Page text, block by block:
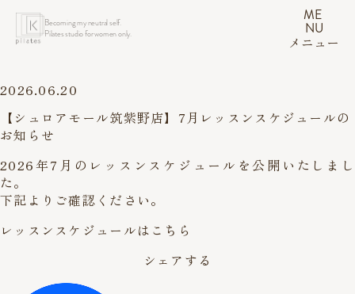
Becoming my neutral self.
Pilates studio for women only.
ME
NU
メニュー
2026.06.20
【シュロアモール筑紫野店】7月レッスンスケジュールの
お知らせ
2026年7月のレッスンスケジュールを公開いたしまし
た。
下記よりご確認ください。
レッスンスケジュールはこちら
シェアする